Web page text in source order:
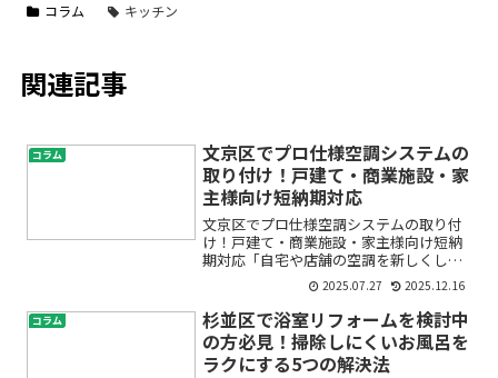
コラム キッチン
関連記事
コラム
文京区でプロ仕様空調システムの
取り付け！戸建て・商業施設・家
主様向け短納期対応
文京区でプロ仕様空調システムの取り付
け！戸建て・商業施設・家主様向け短納
期対応「自宅や店舗の空調を新しくした
いけど、どこに頼めばいいの？」「急ぎ
の工事でも対応してもらえるの？」とお
悩みではありませんか？特に文京区のよ
うな都市部では、戸建て住...
2025.07.27 2025.12.16
コラム
杉並区で浴室リフォームを検討中
の方必見！掃除しにくいお風呂を
ラクにする5つの解決法